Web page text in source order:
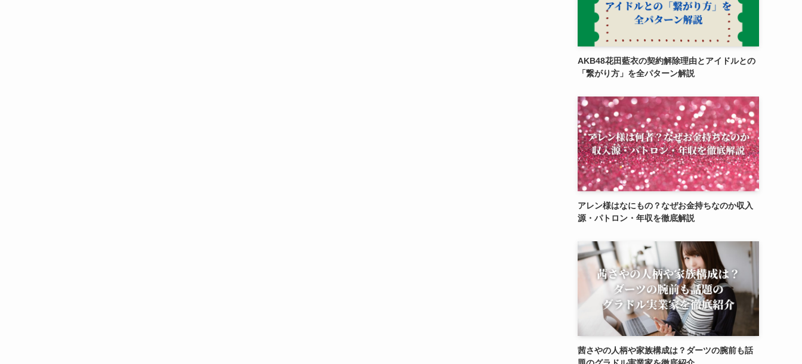
AKB48花田藍衣の契約解除理由とアイドルとの
「繋がり方」を全パターン解説
アレン様はなにもの？なぜお金持ちなのか収入
源・パトロン・年収を徹底解説
茜さやの人柄や家族構成は？ダーツの腕前も話